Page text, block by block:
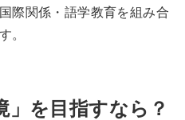
際関係・語学教育を組み合
。
」を目指すなら？